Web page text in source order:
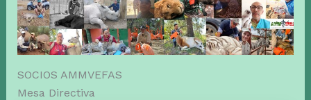
SOCIOS AMMVEFAS
Mesa Directiva